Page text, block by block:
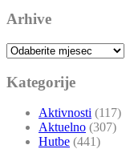
Arhive
Arhive
Kategorije
Aktivnosti (117)
Aktuelno (307)
Hutbe (441)